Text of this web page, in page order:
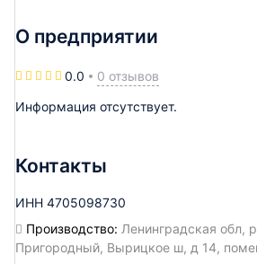
О предприятии
0.0
0 отзывов
Информация отсутствует.
Контакты
ИНН 4705098730
Производство: Ленинградская обл,
Пригородный, Вырицкое ш, д 14,